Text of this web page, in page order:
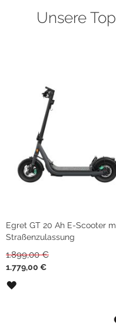
Unsere
Egret GT 20 Ah E-Scooter
Straßenzulassung
1.899,00 €
Sonderpreis
1.779,00 €
ZUR